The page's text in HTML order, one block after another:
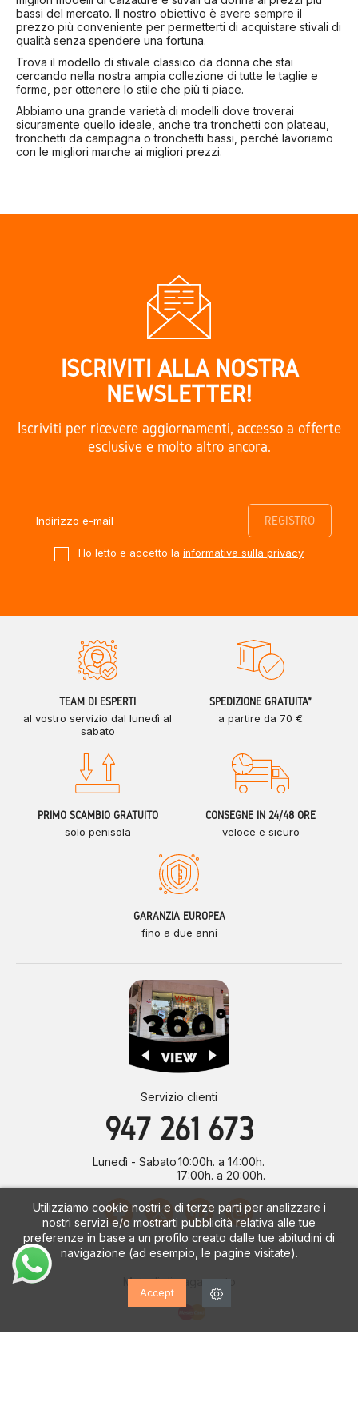
Utilizziamo cookie nostri e di terze parti per analizzare i
nostri servizi e/o mostrarti pubblicità relativa alle tue
preferenze in base a un profilo creato dalle tue abitudini di
navigazione (ad esempio, le pagine visitate).
Accept
bassi del mercato. Il nostro obiettivo è avere sempre il
prezzo più conveniente per permetterti di acquistare stivali di
qualità senza spendere una fortuna.
Trova il modello di stivale classico da donna che stai
cercando nella nostra ampia collezione di tutte le taglie e
forme, per ottenere lo stile che più ti piace.
Abbiamo una grande varietà di modelli dove troverai
sicuramente quello ideale, anche tra tronchetti con plateau,
tronchetti da campagna o tronchetti bassi, perché lavoriamo
con le migliori marche ai migliori prezzi.
ISCRIVITI ALLA NOSTRA
NEWSLETTER!
Iscriviti per ricevere aggiornamenti, accesso a offerte
esclusive e molto altro ancora.
Ho letto e accetto la informativa sulla privacy
TEAM DI ESPERTI
al vostro servizio dal lunedì al
sabato
SPEDIZIONE GRATUITA*
a partire da 70 €
PRIMO SCAMBIO GRATUITO
solo penisola
CONSEGNE IN 24/48 ORE
veloce e sicuro
GARANZIA EUROPEA
fino a due anni
Servizio clienti
947 261 673
Lunedì - Sabato10:00h. a 14:00h.
17:00h. a 20:00h.
Metodi di pagamento